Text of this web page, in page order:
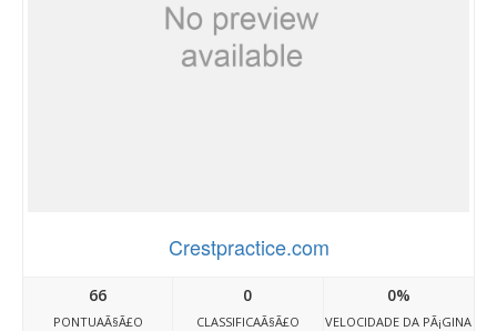
Crestpractice.com
66
PONTUAÃ§Ã£O
0
CLASSIFICAÃ§Ã£O
0%
VELOCIDADE DA PÃ¡GINA